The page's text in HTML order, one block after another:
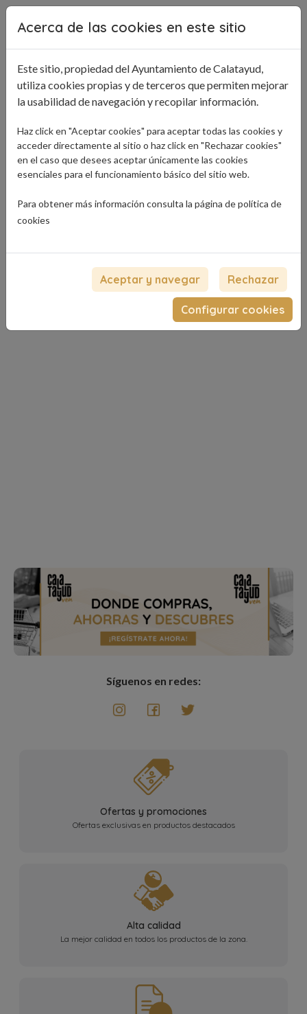
Pasar al contenido principal
Síguenos en redes:
Ofertas y promociones
Ofertas exclusivas en productos destacados
Alta calidad
La mejor calidad en todos los productos de la zona.
Acerca de las cookies en este sitio
Este sitio, propiedad del Ayuntamiento de Calatayud,
utiliza cookies propias y de terceros que permiten mejorar
la usabilidad de navegación y recopilar información.
Haz click en "Aceptar cookies" para aceptar todas las cookies y
acceder directamente al sitio o haz click en "Rechazar cookies"
en el caso que desees aceptar únicamente las cookies
esenciales para el funcionamiento básico del sitio web.
Para obtener más información consulta la página depolítica de
cookies
Aceptar y navegar Rechazar
Configurar cookies